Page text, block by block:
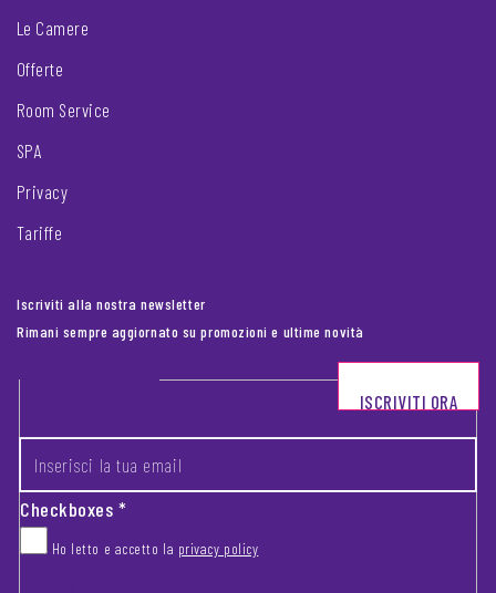
Le Camere
Offerte
Room Service
SPA
Privacy
Tariffe
Iscriviti alla nostra newsletter
Rimani sempre aggiornato su promozioni e ultime novità
Footer newsletter
Checkboxes*
Ho letto e accetto la privacy policy
ISCRIVITI ORA